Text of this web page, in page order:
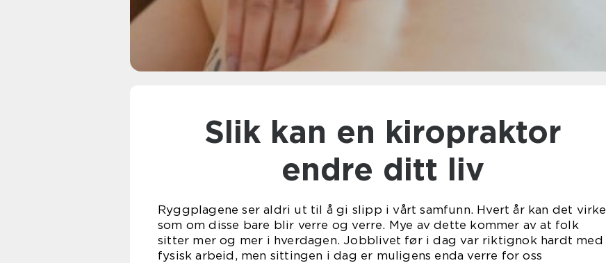
Slik kan en kiropraktor
endre ditt liv
Ryggplagene ser aldri ut til å gi slipp i vårt samfunn. Hvert år kan det virke
som om disse bare blir verre og verre. Mye av dette kommer av at folk
sitter mer og mer i hverdagen. Jobblivet før i dag var riktignok hardt med
fysisk arbeid, men sittingen i dag er muligens enda verre for oss